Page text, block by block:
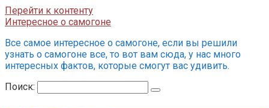
Перейти к контенту
Интересное о самогоне
Все самое интересное о самогоне, если вы решили
узнать о самогоне все, то вот вам сюда, у нас много
интересных фактов, которые смогут вас удивить.
Поиск: